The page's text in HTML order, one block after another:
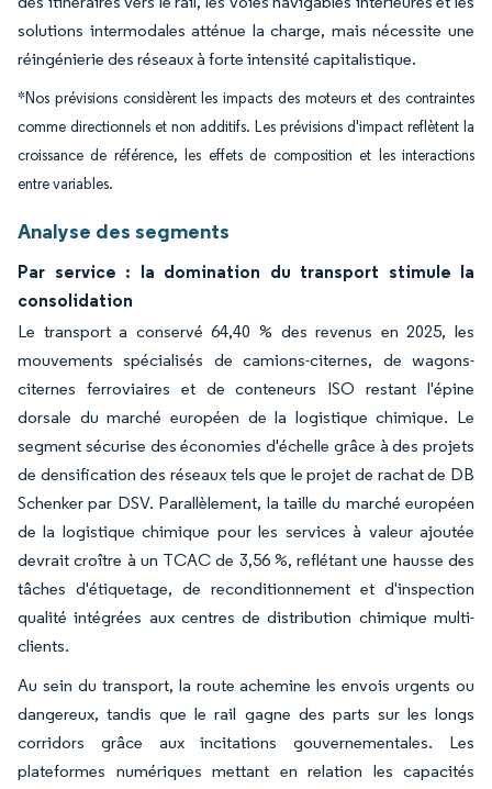
solutions intermodales atténue la charge, mais nécessite une
réingénierie des réseaux à forte intensité capitalistique.
*Nos prévisions considèrent les impacts des moteurs et des contraintes
comme directionnels et non additifs. Les prévisions d'impact reflètent la
croissance de référence, les effets de composition et les interactions
entre variables.
Analyse des segments
Par service : la domination du transport stimule la
consolidation
Le transport a conservé 64,40 % des revenus en 2025, les
mouvements spécialisés de camions-citernes, de wagons-
citernes ferroviaires et de conteneurs ISO restant l'épine
dorsale du marché européen de la logistique chimique. Le
segment sécurise des économies d'échelle grâce à des projets
de densification des réseaux tels que le projet de rachat de DB
Schenker par DSV. Parallèlement, la taille du marché européen
de la logistique chimique pour les services à valeur ajoutée
devrait croître à un TCAC de 3,56 %, reflétant une hausse des
tâches d'étiquetage, de reconditionnement et d'inspection
qualité intégrées aux centres de distribution chimique multi-
clients.
Au sein du transport, la route achemine les envois urgents ou
dangereux, tandis que le rail gagne des parts sur les longs
corridors grâce aux incitations gouvernementales. Les
plateformes numériques mettant en relation les capacités